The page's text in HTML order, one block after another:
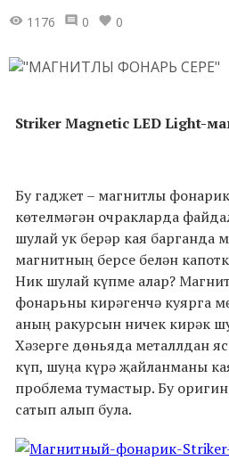
1176 0 0
Striker Magnetic LED Light-
Бу гаджет – магнитлы
көтелмәгән очракларда
шулай ук берәр кая барганда
магнитның берсе белән
Ник шулай күпме алар?
фонарьны кирәгенчә куярга
аның ракурсын ничек кирәк
Хәзерге дөньяда металлдан
күп, шуңа күрә җайланманы
проблема тумастыр. Бу
сатып алып була.